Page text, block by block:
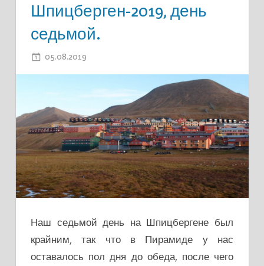
Шпицберген-2019, день
седьмой.
05.08.2019
Наш седьмой день на Шпицбергене был
крайним, так что в Пирамиде у нас
оставалось пол дня до обеда, после чего